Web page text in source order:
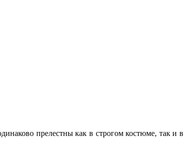
прелестны как в строгом костюме, так и в